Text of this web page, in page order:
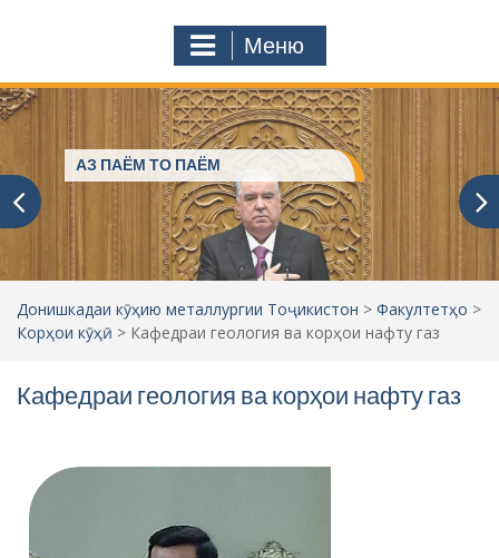
Меню
Пешвое, ки ғами ҷаҳониёнро
мехӯранд
Донишкадаи кӯҳию металлургии Тоҷикистон > Факултетҳо >
Корҳои кӯҳӣ > Кафедраи геология ва корҳои нафту газ
Кафедраи геология ва корҳои нафту газ